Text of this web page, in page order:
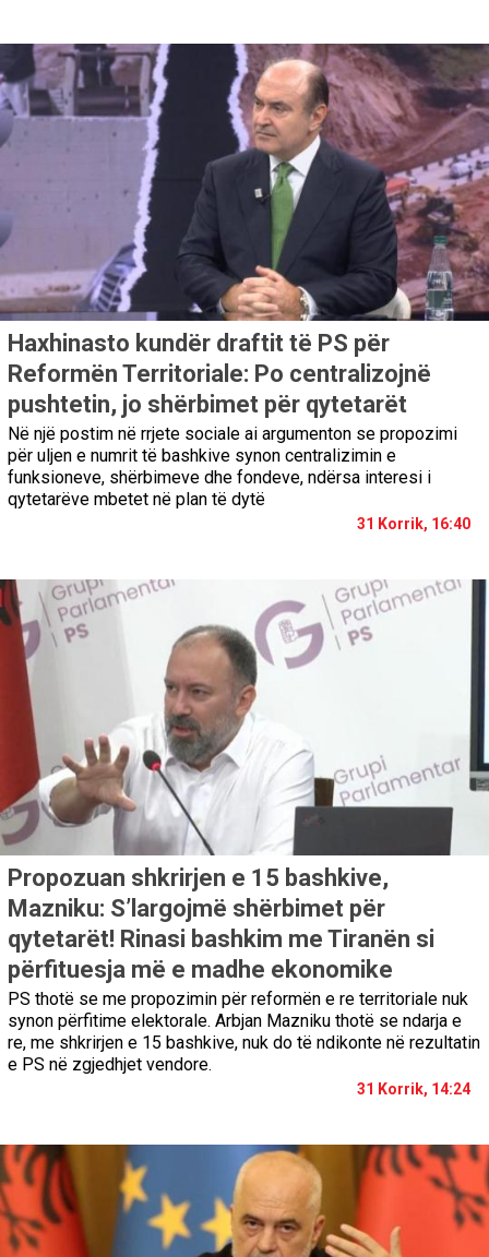
Haxhinasto kundër draftit të PS për
Reformën Territoriale: Po centralizojnë
pushtetin, jo shërbimet për qytetarët
Në një postim në rrjete sociale ai argumenton se propozimi
për uljen e numrit të bashkive synon centralizimin e
funksioneve, shërbimeve dhe fondeve, ndërsa interesi i
qytetarëve mbetet në plan të dytë
31 Korrik, 16:40
Propozuan shkrirjen e 15 bashkive,
Mazniku: S’largojmë shërbimet për
qytetarët! Rinasi bashkim me Tiranën si
përfituesja më e madhe ekonomike
PS thotë se me propozimin për reformën e re territoriale nuk
synon përfitime elektorale. Arbjan Mazniku thotë se ndarja e
re, me shkrirjen e 15 bashkive, nuk do të ndikonte në rezultatin
e PS në zgjedhjet vendore.
31 Korrik, 14:24